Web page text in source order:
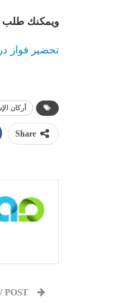
ويمكنك طلب
تحضير فواز
أركان
Share